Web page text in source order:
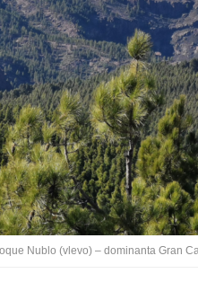
Nublo (vlevo) – dominanta Gran